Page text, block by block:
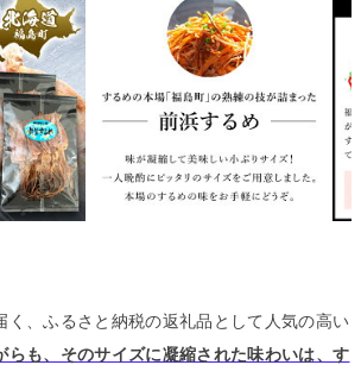
く、ふるさと納税の返礼品として人気の高い
らも、そのサイズに凝縮された味わいは、す